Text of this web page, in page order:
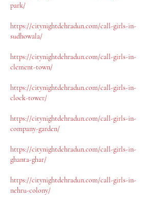
park/
https://citynightdehradun.com/call-girls-in-
sudhowala/
https://citynightdehradun.com/call-girls-in-
clement-town/
https://citynightdehradun.com/call-girls-in-
clock-tower/
https://citynightdehradun.com/call-girls-in-
company-garden/
https://citynightdehradun.com/call-girls-in-
ghanta-ghar/
https://citynightdehradun.com/call-girls-in-
nehru-colony/